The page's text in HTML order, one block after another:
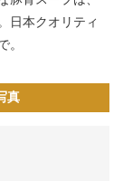
日本クオリティ
。
真